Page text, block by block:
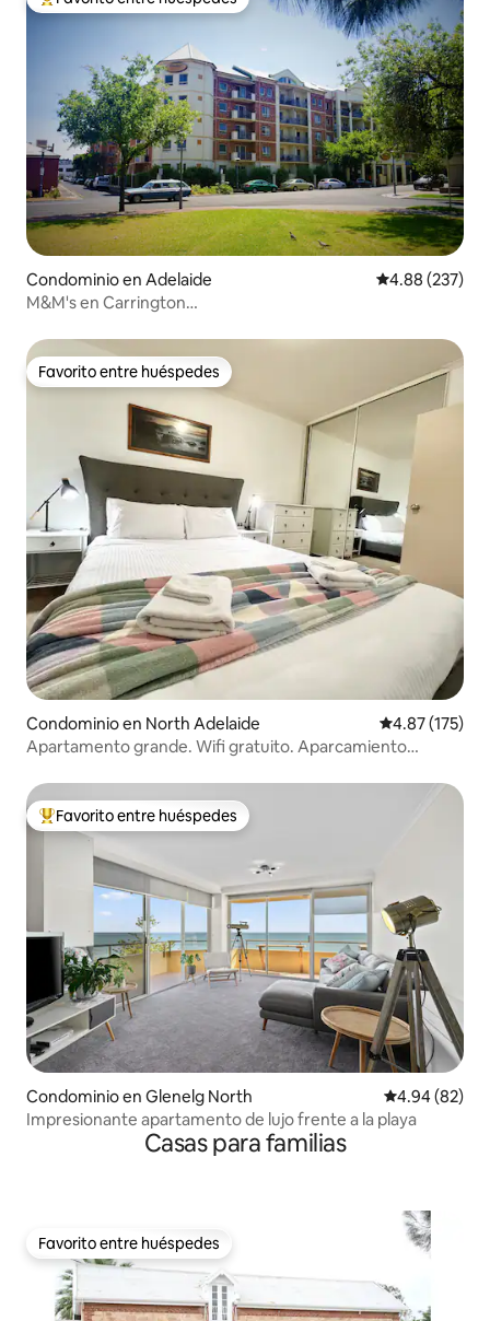
De los mejores en Favorito entre huéspedes
Condominio en Adelaide Calificación
4.88 (237)
M&M's en Carrington
Favorito entre huéspedes
Favorito entre huéspedes
Condominio en North Adelaide Calificación
4.87 (175)
Apartamento grande. Wifi gratuito. Aparcamiento
De los mejores en Favorito entre huéspedes
Favorito entre huéspedes
Condominio en Glenelg North Calificación
4.94 (82)
Impresionante apartamento de lujo frente a la playa
Casas para familias
Favorito entre huéspedes
Favorito entre huéspedes